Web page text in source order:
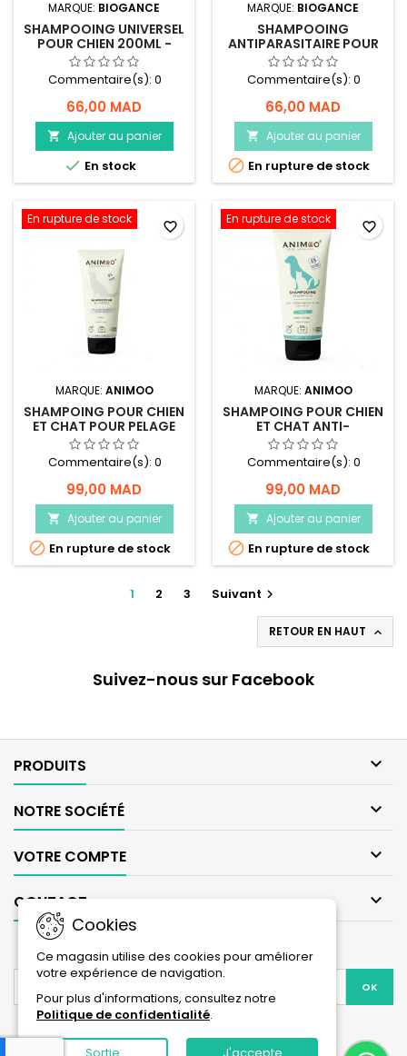
MARQUE: BIOGANCE
SHAMPOOING UNIVERSEL
POUR CHIEN 200ML -
PLOUF
Commentaire(s): 0
66,00 MAD
 Ajouter au panier
 En stock
MARQUE: BIOGANCE
SHAMPOOING
ANTIPARASITAIRE POUR
CHAT ET CHIEN 200ML -
PLOUF
Commentaire(s): 0
66,00 MAD
 Ajouter au panier
 En rupture de stock
En rupture de stock
MARQUE: ANIMOO
SHAMPOING POUR CHIEN
ET CHAT POUR PELAGE
BLANC - ANIMOO
Commentaire(s): 0
99,00 MAD
 Ajouter au panier
 En rupture de stock
favorite_border En rupture de stock
MARQUE: ANIMOO
SHAMPOING POUR CHIEN
ET CHAT ANTI-
DEMANGEAISONS -
ANIMOO
Commentaire(s): 0
99,00 MAD
 Ajouter au panier
 En rupture de stock
favorite_border
1 2 3 Suivant 
RETOUR EN HAUT 
Suivez-nous sur Facebook
PRODUITS 
NOTRE SOCIÉTÉ 
VOTRE COMPTE 
CONTACT 
Cookies
Ce magasin utilise des cookies pour améliorer
votre expérience de navigation.
Pour plus d'informations, consultez notre
Politique de confidentialité.
LETTRE D'INFORMATIONS
FacebookInstagram